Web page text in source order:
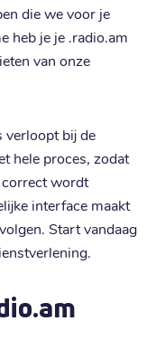
die we voor je
heb je je .radio.am
van onze
verloopt bij de
hele proces, zodat
correct wordt
interface maakt
Start vandaag